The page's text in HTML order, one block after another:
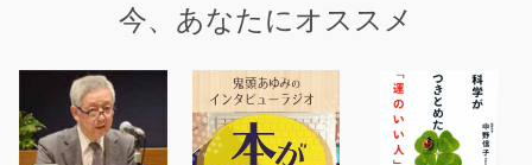
今、あなたにオススメ